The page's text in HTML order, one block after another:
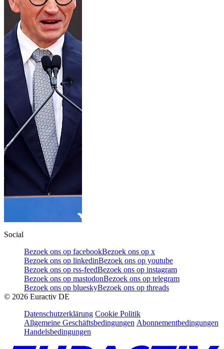
Social
Bezoek ons op facebookBezoek ons op x
Bezoek ons op linkedinBezoek ons op youtube
Bezoek ons op rss-feedBezoek ons op instagram
Bezoek ons op mastodonBezoek ons op telegram
Bezoek ons op blueskyBezoek ons op threads
© 2026 Euractiv DE
Datenschutzerklärung Cookie Politik
Allgemeine Geschäftsbedingungen Abonnementbedingungen
Handelsbedingungen